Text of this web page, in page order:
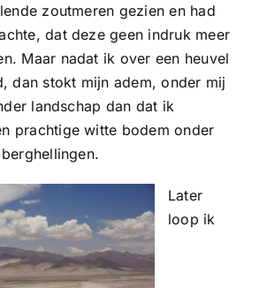
zoutmeren gezien en had
dat deze geen indruk meer
Maar nadat ik over een heuvel
dan stokt mijn adem, onder mij
landschap dan dat ik
prachtige witte bodem onder
Later
loop ik